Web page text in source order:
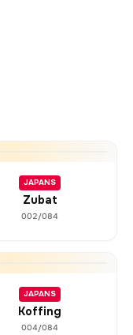
JAPANS
Zubat
002/084
JAPANS
Koffing
004/084